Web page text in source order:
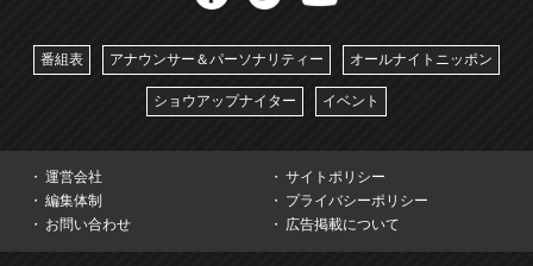
番組表 アナウンサー＆パーソナリティー オールナイトニッポン
ショウアップナイター イベント
運営会社
サイトポリシー
編集体制
プライバシーポリシー
お問い合わせ
広告掲載について